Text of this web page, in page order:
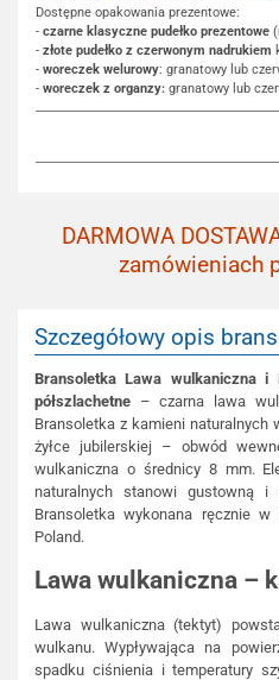
Dostępne opakowania prezentowe:
- czarne klasyczne pudełko prezentowe
- złote pudełko z czerwonym nadrukiem
- woreczek welurowy: granatowy lub
- woreczek z organzy: granatowy lub
DARMOWA
zamówieniach
Szczegółowy opis
Bransoletka Lawa wulkaniczna
półszlachetne – czarna lawa
Bransoletka z kamieni naturalnych
żyłce jubilerskiej – obwód
wulkaniczna o średnicy 8 mm.
naturalnych stanowi gustowną i
Bransoletka wykonana ręcznie
Poland.
Lawa wulkaniczna –
Lawa wulkaniczna (tektyt)
wulkanu. Wypływająca na
spadku ciśnienia i temperatury